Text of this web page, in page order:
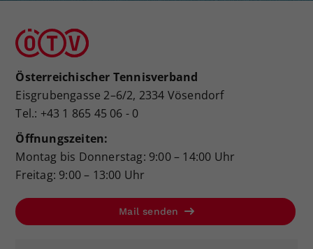
Österreichischer Tennisverband
Eisgrubengasse 2–6/2, 2334 Vösendorf
Tel.: +43 1 865 45 06 - 0
Öffnungszeiten:
Montag bis Donnerstag: 9:00 – 14:00 Uhr
Freitag: 9:00 – 13:00 Uhr
Mail senden